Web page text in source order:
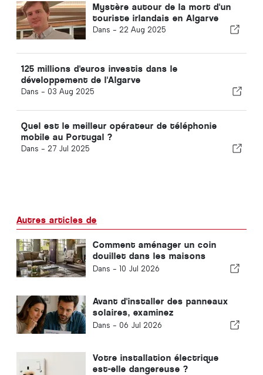
Mystère autour de la mort d'un
touriste irlandais en Algarve
Dans - 22 Aug 2025
125 millions d'euros investis dans le
développement de l'Algarve
Dans - 03 Aug 2025
Quel est le meilleur opérateur de téléphonie
mobile au Portugal ?
Dans - 27 Jul 2025
Autres articles de
Comment aménager un coin
douillet dans les maisons
modernes
Dans - 10 Jul 2026
Avant d'installer des panneaux
solaires, examinez
attentivement votre facture
Dans - 06 Jul 2026
Votre installation électrique
est-elle dangereuse ?